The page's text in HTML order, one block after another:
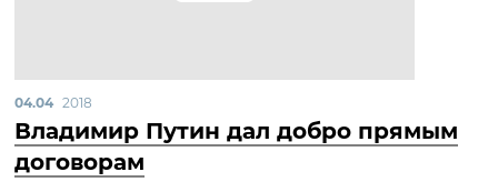
04.04 2018
Владимир Путин дал добро прямым
договорам